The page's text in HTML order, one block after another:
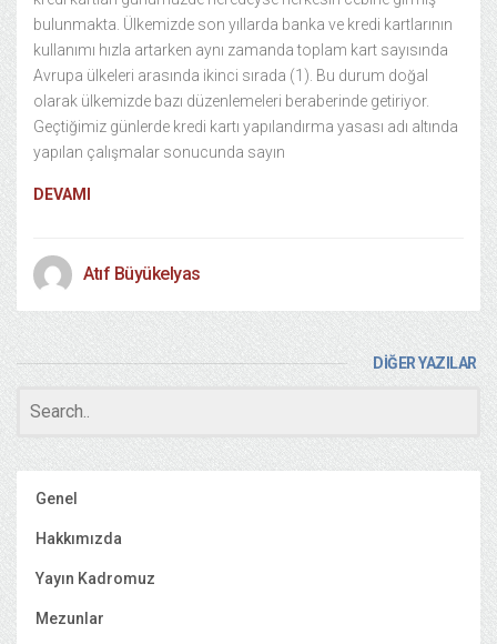
bulunmakta. Ülkemizde son yıllarda banka ve kredi kartlarının
kullanımı hızla artarken aynı zamanda toplam kart sayısında
Avrupa ülkeleri arasında ikinci sırada (1). Bu durum doğal
olarak ülkemizde bazı düzenlemeleri beraberinde getiriyor.
Geçtiğimiz günlerde kredi kartı yapılandırma yasası adı altında
yapılan çalışmalar sonucunda sayın
DEVAMI
Atıf Büyükelyas
DİĞER YAZILAR
Genel
Hakkımızda
Yayın Kadromuz
Mezunlar